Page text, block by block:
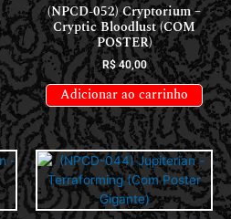
(NPCD-052) Cryptorium –
Cryptic Bloodlust (COM
POSTER)
R$40,00
Adicionar ao carrinho